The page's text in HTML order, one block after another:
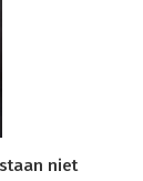
niet